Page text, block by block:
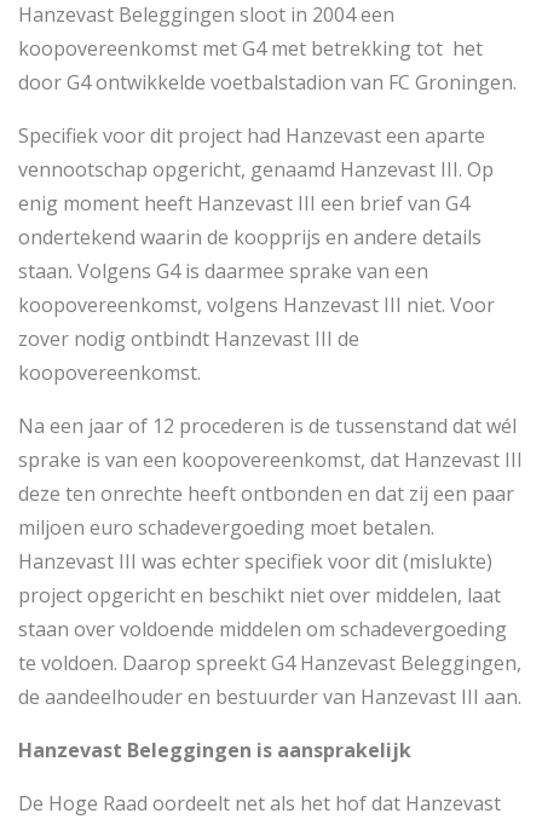
Hanzevast Beleggingen sloot in 2004 een
koopovereenkomst met G4 met betrekking tot het
door G4 ontwikkelde voetbalstadion van FC Groningen.
Specifiek voor dit project had Hanzevast een aparte
vennootschap opgericht, genaamd Hanzevast III. Op
enig moment heeft Hanzevast III een brief van G4
ondertekend waarin de koopprijs en andere details
staan. Volgens G4 is daarmee sprake van een
koopovereenkomst, volgens Hanzevast III niet. Voor
zover nodig ontbindt Hanzevast III de
koopovereenkomst.
Na een jaar of 12 procederen is de tussenstand dat wél
sprake is van een koopovereenkomst, dat Hanzevast III
deze ten onrechte heeft ontbonden en dat zij een paar
miljoen euro schadevergoeding moet betalen.
Hanzevast III was echter specifiek voor dit (mislukte)
project opgericht en beschikt niet over middelen, laat
staan over voldoende middelen om schadevergoeding
te voldoen. Daarop spreekt G4 Hanzevast Beleggingen,
de aandeelhouder en bestuurder van Hanzevast III aan.
Hanzevast Beleggingen is aansprakelijk
De Hoge Raad oordeelt net als het hof dat Hanzevast